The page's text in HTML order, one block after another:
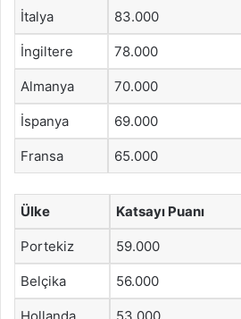
İtalya 83.000
İngiltere 78.000
Almanya 70.000
İspanya 69.000
Fransa 65.000
Ülke Katsayı Puanı
Portekiz 59.000
Belçika 56.000
Hollanda 53.000